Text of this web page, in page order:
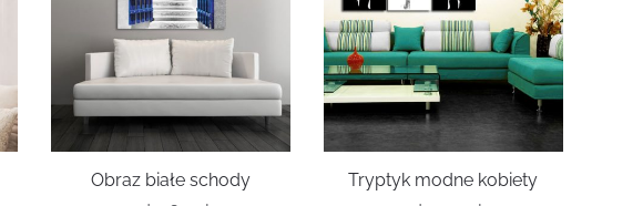
Obraz białe schody Tryptyk modne kobiety